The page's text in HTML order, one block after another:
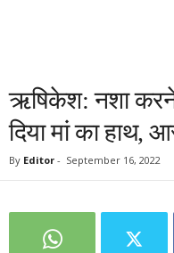
ऋषिकेश: नशा
दिया मां का हाथ,
By Editor - September 16, 2022